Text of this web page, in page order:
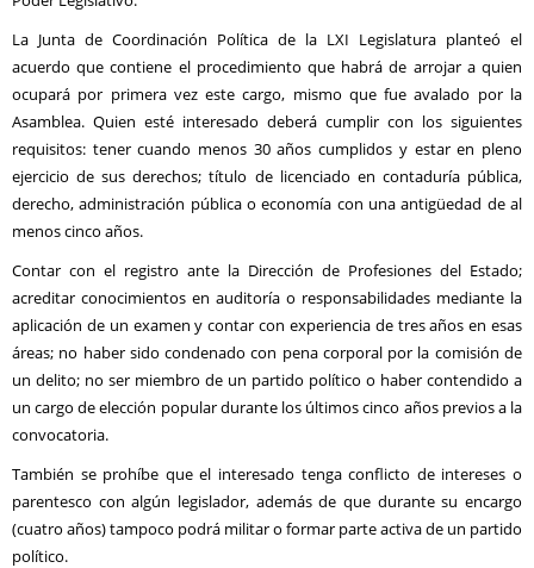
La Junta de Coordinación Política de la LXI Legislatura planteó el
acuerdo que contiene el procedimiento que habrá de arrojar a quien
ocupará por primera vez este cargo, mismo que fue avalado por la
Asamblea. Quien esté interesado deberá cumplir con los siguientes
requisitos: tener cuando menos 30 años cumplidos y estar en pleno
ejercicio de sus derechos; título de licenciado en contaduría pública,
derecho, administración pública o economía con una antigüedad de al
menos cinco años.
Contar con el registro ante la Dirección de Profesiones del Estado;
acreditar conocimientos en auditoría o responsabilidades mediante la
aplicación de un examen y contar con experiencia de tres años en esas
áreas; no haber sido condenado con pena corporal por la comisión de
un delito; no ser miembro de un partido político o haber contendido a
un cargo de elección popular durante los últimos cinco años previos a la
convocatoria.
También se prohíbe que el interesado tenga conflicto de intereses o
parentesco con algún legislador, además de que durante su encargo
(cuatro años) tampoco podrá militar o formar parte activa de un partido
político.